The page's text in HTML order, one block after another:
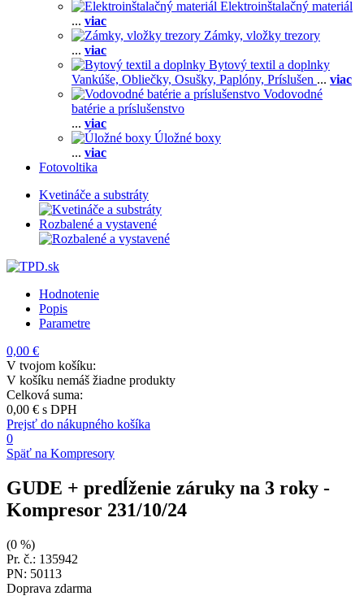
Elektroinštalačný materiál
... viac
Zámky, vložky trezory
... viac
Bytový textil a doplnky
Vankúše, Obliečky, Osušky, Paplóny, Príslušen ... viac
Vodovodné
batérie a príslušenstvo
... viac
Úložné boxy
... viac
Fotovoltika
Kvetináče a substráty
Rozbalené a vystavené
Hodnotenie
Popis
Parametre
0,00 €
V tvojom košíku:
V košíku nemáš žiadne produkty
Celková suma:
0,00 € s DPH
Prejsť do nákupného košíka
0
Späť na Kompresory
GUDE + predĺženie záruky na 3 roky -
Kompresor 231/10/24
(0 %)
Pr. č.: 135942
PN: 50113
Doprava zdarma